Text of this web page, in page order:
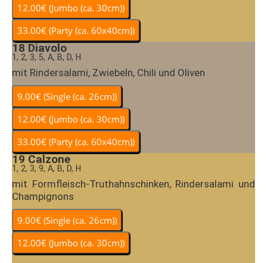
18 Diavolo
1, 2, 3, 5, A, B, D, H
mit Rindersalami, Zwiebeln, Chili und Oliven
19 Calzone
1, 2, 3, 9, A, B, D, H
mit Formfleisch-Truthahnschinken, Rindersalami und
Champignons